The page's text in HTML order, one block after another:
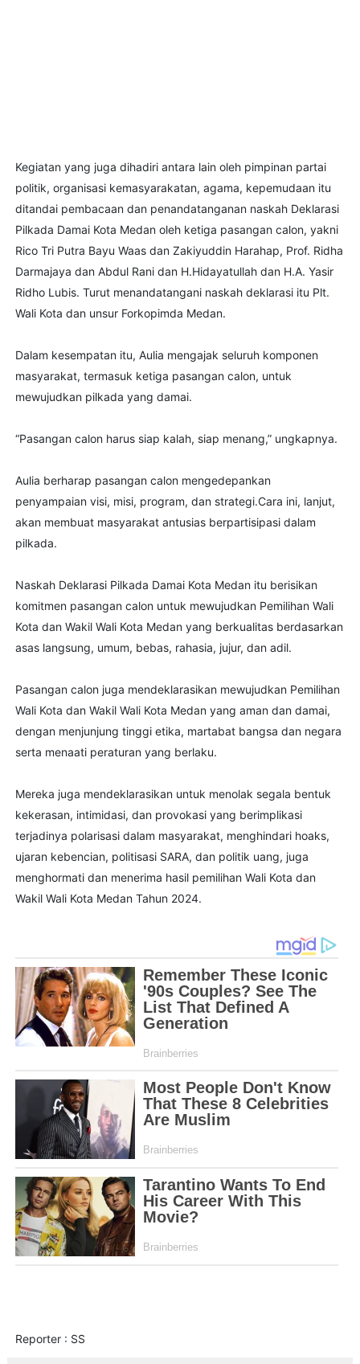
Kegiatan yang juga dihadiri antara lain oleh pimpinan partai
politik, organisasi kemasyarakatan, agama, kepemudaan itu
ditandai pembacaan dan penandatanganan naskah Deklarasi
Pilkada Damai Kota Medan oleh ketiga pasangan calon, yakni
Rico Tri Putra Bayu Waas dan Zakiyuddin Harahap, Prof. Ridha
Darmajaya dan Abdul Rani dan H.Hidayatullah dan H.A. Yasir
Ridho Lubis. Turut menandatangani naskah deklarasi itu Plt.
Wali Kota dan unsur Forkopimda Medan.
Dalam kesempatan itu, Aulia mengajak seluruh komponen
masyarakat, termasuk ketiga pasangan calon, untuk
mewujudkan pilkada yang damai.
“Pasangan calon harus siap kalah, siap menang,” ungkapnya.
Aulia berharap pasangan calon mengedepankan
penyampaian visi, misi, program, dan strategi.Cara ini, lanjut,
akan membuat masyarakat antusias berpartisipasi dalam
pilkada.
Naskah Deklarasi Pilkada Damai Kota Medan itu berisikan
komitmen pasangan calon untuk mewujudkan Pemilihan Wali
Kota dan Wakil Wali Kota Medan yang berkualitas berdasarkan
asas langsung, umum, bebas, rahasia, jujur, dan adil.
Pasangan calon juga mendeklarasikan mewujudkan Pemilihan
Wali Kota dan Wakil Wali Kota Medan yang aman dan damai,
dengan menjunjung tinggi etika, martabat bangsa dan negara
serta menaati peraturan yang berlaku.
Mereka juga mendeklarasikan untuk menolak segala bentuk
kekerasan, intimidasi, dan provokasi yang berimplikasi
terjadinya polarisasi dalam masyarakat, menghindari hoaks,
ujaran kebencian, politisasi SARA, dan politik uang, juga
menghormati dan menerima hasil pemilihan Wali Kota dan
Wakil Wali Kota Medan Tahun 2024.
Reporter : SS